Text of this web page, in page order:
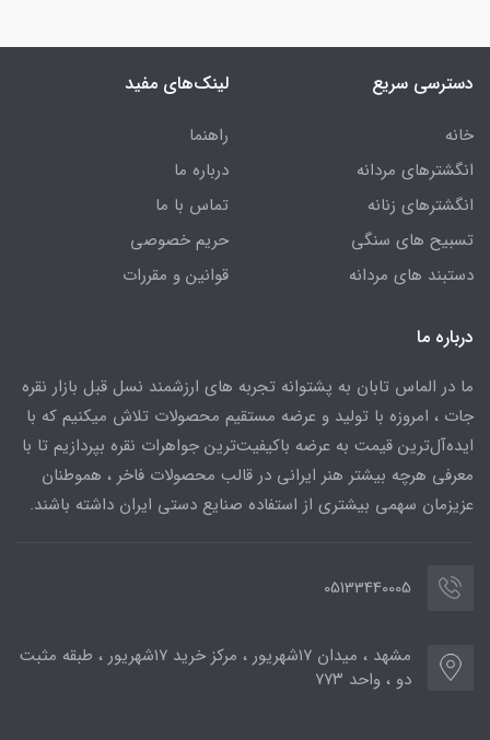
دسترسی سریع
خانه
انگشترهای مردانه
انگشترهای زنانه
تسبیح های سنگی
دستبند های مردانه
لینک‌های مفید
راهنما
درباره ما
تماس با ما
حریم خصوصی
قوانین و مقررات
درباره ما
ما در الماس تابان به پشتوانه تجربه های ارزشمند نسل قبل بازار نقره
جات ، امروزه با تولید و عرضه مستقیم محصولات تلاش میکنیم که با
ایده‌آل‌ترین قیمت به عرضه باکیفیت‌ترین جواهرات نقره بپردازیم تا با
معرفی هرچه بیشتر هنر ایرانی در قالب محصولات فاخر ، هموطنان
عزیزمان سهمی بیشتری از استفاده صنایع دستی ایران داشته باشند.
05133440005
مشهد ، میدان ۱۷شهریور ، مرکز خرید ۱۷شهریور ، طبقه مثبت
دو ، واحد ۷۷۳